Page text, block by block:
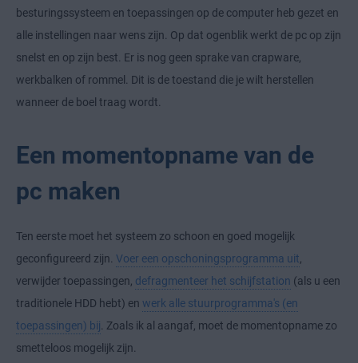
besturingssysteem en toepassingen op de computer heb gezet en
alle instellingen naar wens zijn. Op dat ogenblik werkt de pc op zijn
snelst en op zijn best. Er is nog geen sprake van crapware,
werkbalken of rommel. Dit is de toestand die je wilt herstellen
wanneer de boel traag wordt.
Een momentopname van de
pc maken
Ten eerste moet het systeem zo schoon en goed mogelijk
geconfigureerd zijn. Voer een opschoningsprogramma uit,
verwijder toepassingen, defragmenteer het schijfstation (als u een
traditionele HDD hebt) en werk alle stuurprogramma's (en
toepassingen) bij. Zoals ik al aangaf, moet de momentopname zo
smetteloos mogelijk zijn.